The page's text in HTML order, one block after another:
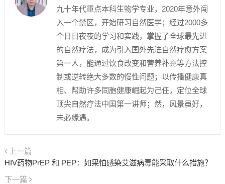
九十年代重点本科生物学专业，2020年意外闯
入一个禁区，开始研习自然医学；经过2000多
个日日夜夜的学习和实践，掌握了全球最先进
的自然疗法，成为引入国外先进自然疗愈方案
第一人，能通过饮食改变和营养补充等方法控
制或逆转绝大多数的慢性问题；以传播健康真
相、帮助许多同胞健康崛起为己任，定位全球
顶尖自然疗法中国第一讲师；然，风景虽好，
未必缘遇。
上一篇
HIV药物PrEP 和 PEP：如果怕感染艾滋病毒能采取什么措施？
下一篇